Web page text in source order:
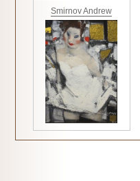
Smirnov Andrew